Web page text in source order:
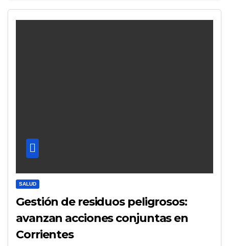
SALUD
Gestión de residuos peligrosos:
avanzan acciones conjuntas en
Corrientes